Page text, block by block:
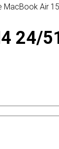
MacBook Air
24/